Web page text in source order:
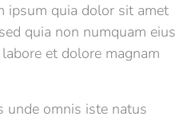
ipsum quia dolor sit amet
quia non numquam eius
et dolore magnam
unde omnis iste natus